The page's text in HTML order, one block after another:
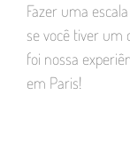
Fazer uma
se você tiver um
foi nossa
em Paris!